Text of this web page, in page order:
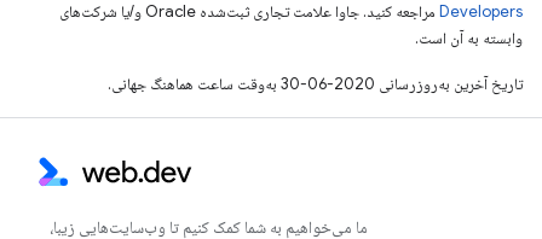
Developers‏
مراجعه کنید. جاوا علامت تجاری ثبت‌شده Oracle و/یا شرکت‌های
وابسته به آن است.
تاریخ آخرین به‌روزرسانی 2020-06-30 به‌وقت ساعت هماهنگ جهانی.
ما می‌خواهیم به شما کمک کنیم تا وب‌سایت‌هایی زیبا،